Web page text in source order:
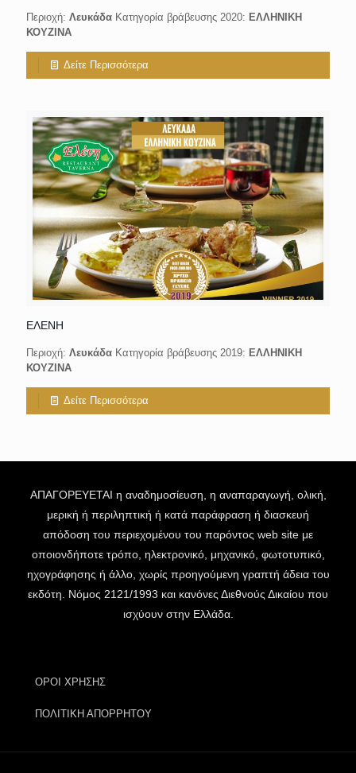
Περιοχή: Λευκάδα Κατηγορία βράβευσης 2020: ΕΛΛΗΝΙΚΗ
ΚΟΥΖΙΝΑ
Δείτε Περισσότερα
ΕΛΕΝΗ
Περιοχή: Λευκάδα Κατηγορία βράβευσης 2019: ΕΛΛΗΝΙΚΗ
ΚΟΥΖΙΝΑ
Δείτε Περισσότερα
ΑΠΑΓΟΡΕΥΕΤΑΙ η αναδημοσίευση, η αναπαραγωγή, ολική,
μερική ή περιληπτική ή κατά παράφραση ή διασκευή
απόδοση του περιεχομένου του παρόντος web site με
οποιονδήποτε τρόπο, ηλεκτρονικό, μηχανικό, φωτοτυπικό,
ηχογράφησης ή άλλο, χωρίς προηγούμενη γραπτή άδεια του
εκδότη. Νόμος 2121/1993 και κανόνες Διεθνούς Δικαίου που
ισχύουν στην Ελλάδα.
ΟΡΟΙ ΧΡΗΣΗΣ
ΠΟΛΙΤΙΚΗ ΑΠΟΡΡΗΤΟΥ